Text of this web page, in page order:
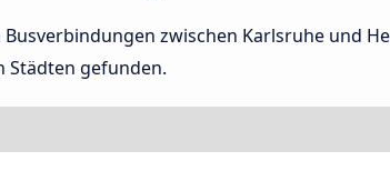
zwischen Karlsruhe und
Städten gefunden.